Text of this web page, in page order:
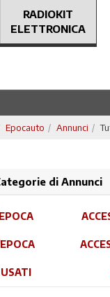
RADIOKIT
ELETTRONICA
Epocauto Annunci
di Annunci